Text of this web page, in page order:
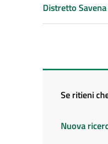
Distretto
Se ritieni
Nuova